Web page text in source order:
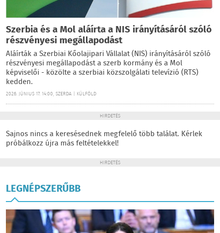
Szerbia és a Mol aláírta a NIS irányításáról szóló
részvényesi megállapodást
Aláírták a Szerbiai Kőolajipari Vállalat (NIS) irányításáról szóló
részvényesi megállapodást a szerb kormány és a Mol
képviselői - közölte a szerbiai közszolgálati televízió (RTS)
kedden.
2026. JÚNIUS 17. 14:00, SZERDA | KÜLFÖLD
HIRDETÉS
Sajnos nincs a keresésednek megfelelő több találat. Kérlek
próbálkozz újra más feltételekkel!
HIRDETÉS
LEGNÉPSZERŰBB